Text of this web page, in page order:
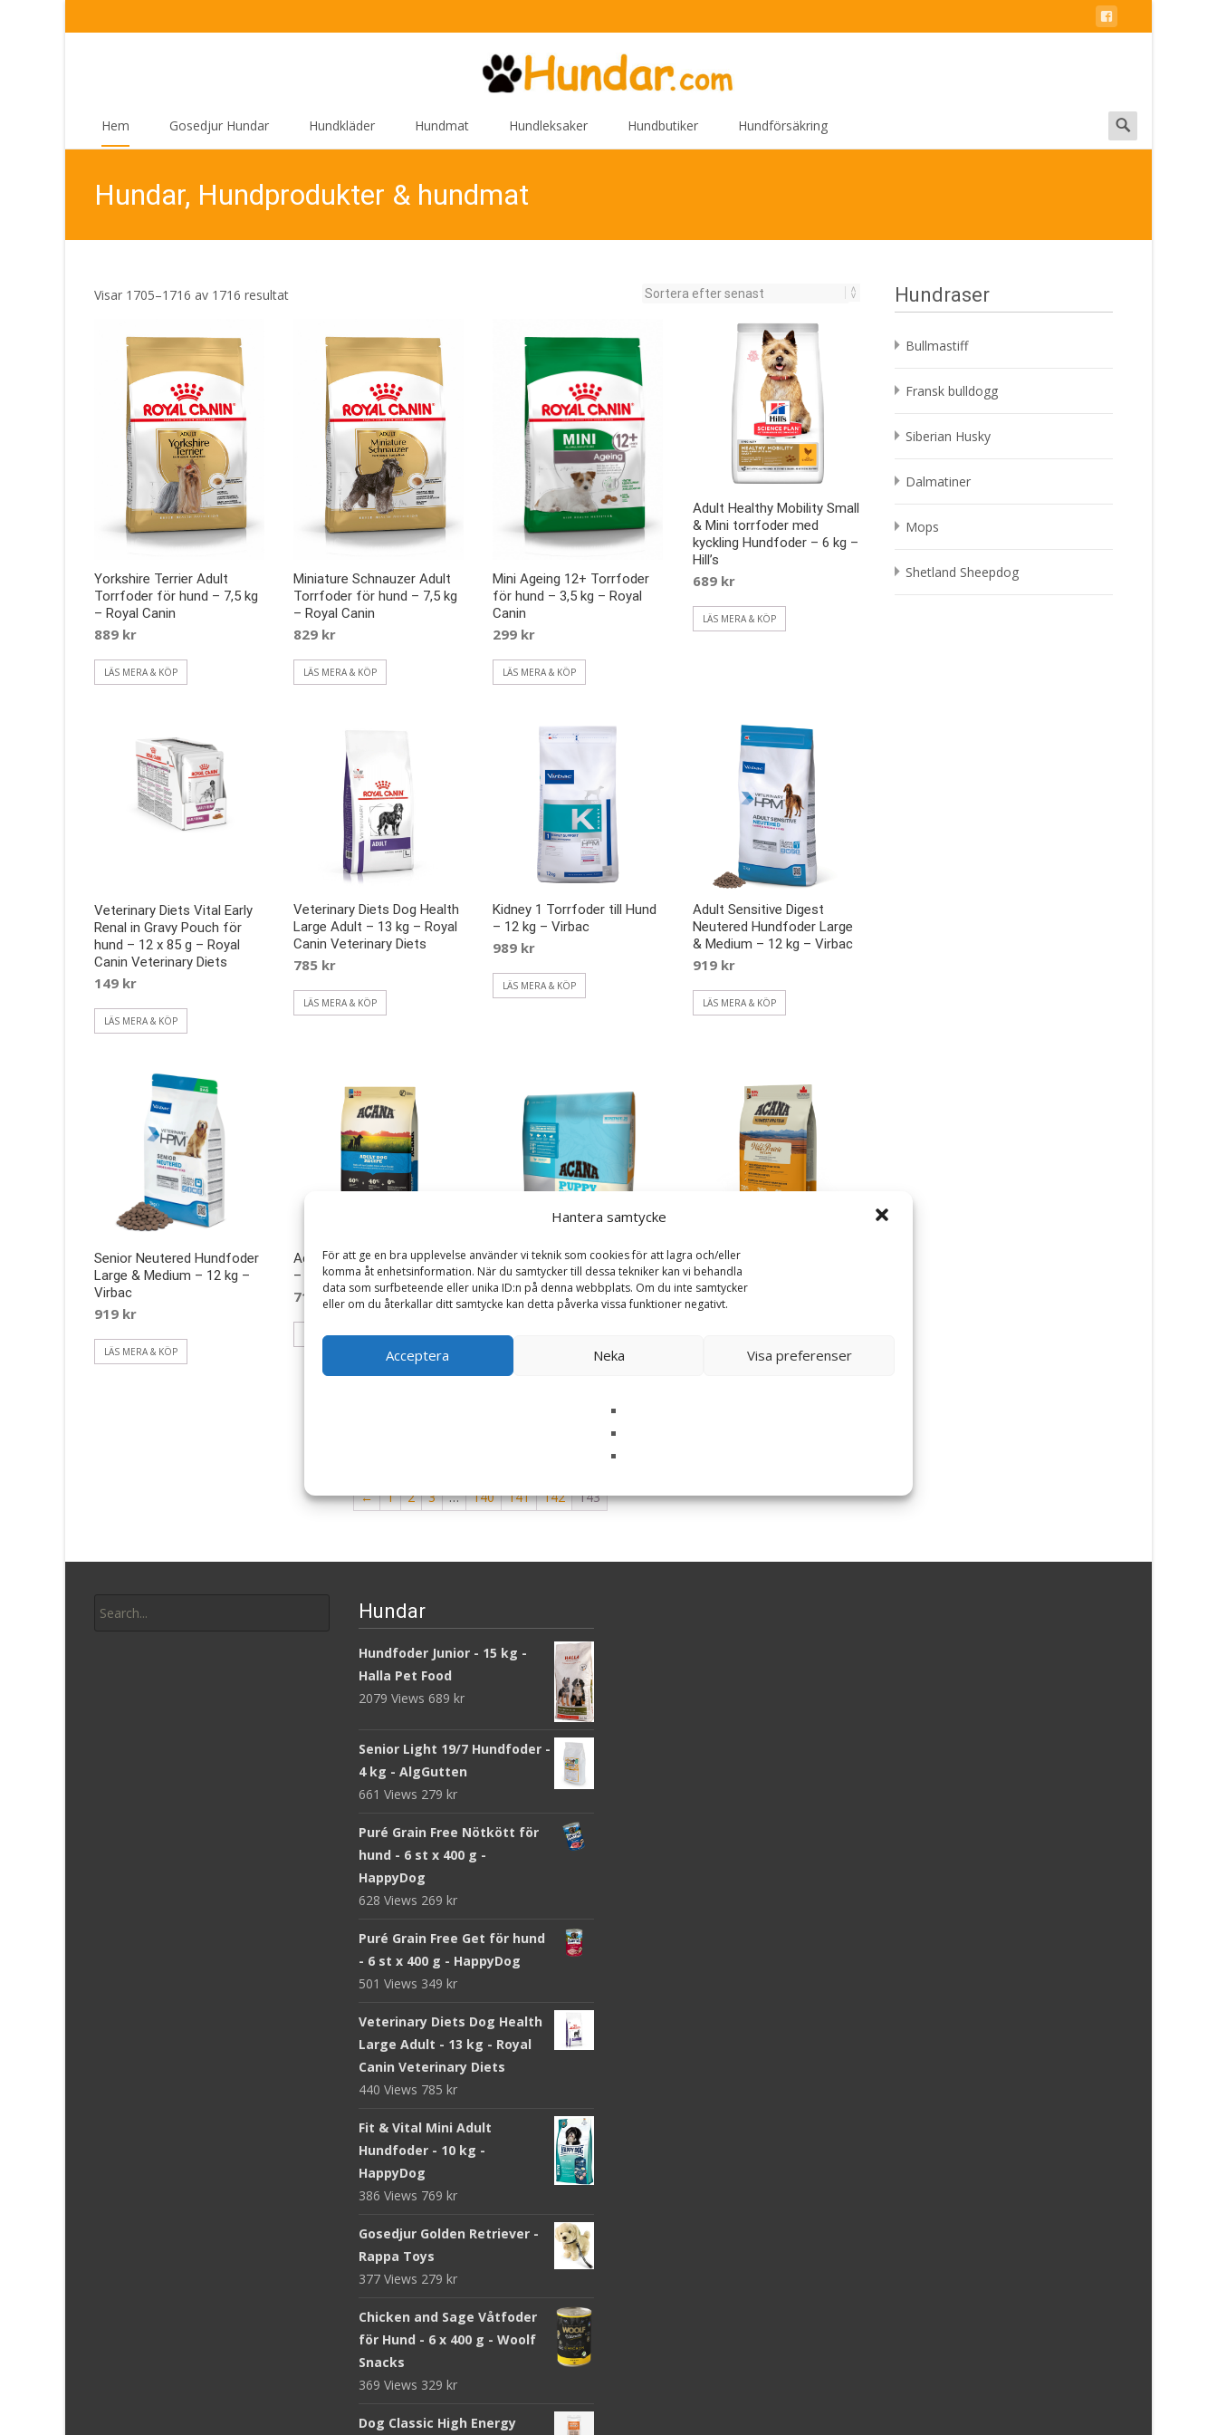
Hantera samtycke
För att ge en bra upplevelse använder vi teknik som cookies för att lagra och/eller
komma åt enhetsinformation. När du samtycker till dessa tekniker kan vi behandla
data som surfbeteende eller unika ID:n på denna webbplats. Om du inte samtycker
eller om du återkallar ditt samtycke kan detta påverka vissa funktioner negativt.
Acceptera Neka Visa preferenser
Hem Gosedjur Hundar Hundkläder Hundmat Hundleksaker Hundbutiker Hundförsäkring
Search
for:
Hundar, Hundprodukter & hundmat
Visar 1705–1716 av 1716 resultatSortera
senaste
Yorkshire Terrier Adult
Torrfoder för hund – 7,5 kg
– Royal Canin
889 kr
LÄS MERA & KÖP
Miniature Schnauzer Adult
Torrfoder för hund – 7,5 kg
– Royal Canin
829 kr
LÄS MERA & KÖP
Mini Ageing 12+ Torrfoder
för hund – 3,5 kg – Royal
Canin
299 kr
LÄS MERA & KÖP
Adult Healthy Mobility Small
& Mini torrfoder med
kyckling Hundfoder – 6 kg –
Hill’s
689 kr
LÄS MERA & KÖP
Veterinary Diets Vital Early
Renal in Gravy Pouch för
hund – 12 x 85 g – Royal
Canin Veterinary Diets
149 kr
LÄS MERA & KÖP
Veterinary Diets Dog Health
Large Adult – 13 kg – Royal
Canin Veterinary Diets
785 kr
LÄS MERA & KÖP
Kidney 1 Torrfoder till Hund
– 12 kg – Virbac
989 kr
LÄS MERA & KÖP
Adult Sensitive Digest
Neutered Hundfoder Large
& Medium – 12 kg – Virbac
919 kr
LÄS MERA & KÖP
Senior Neutered Hundfoder
Large & Medium – 12 kg –
Virbac
919 kr
LÄS MERA & KÖP
Adult Dog Torrfoder – 6 kg
– Acana
719 kr
LÄS MERA & KÖP
Torrfoder Wild Prairie till
Hund – 6 kg – Acana
879kr
← 1 2 3 … 140 141 142 143
Hundraser
Bullmastiff
Fransk bulldogg
Siberian Husky
Dalmatiner
Mops
Shetland Sheepdog
for:
Hundar
Hundfoder Junior - 15 kg -
Halla Pet Food
2079 Views 689 kr
Senior Light 19/7 Hundfoder -
4 kg - AlgGutten
661 Views 279 kr
Puré Grain Free Nötkött för
hund - 6 st x 400 g -
HappyDog
628 Views 269 kr
Puré Grain Free Get för hund
- 6 st x 400 g - HappyDog
501 Views 349 kr
Veterinary Diets Dog Health
Large Adult - 13 kg - Royal
Canin Veterinary Diets
440 Views 785 kr
Fit & Vital Mini Adult
Hundfoder - 10 kg -
HappyDog
386 Views 769 kr
Gosedjur Golden Retriever -
Rappa Toys
377 Views 279 kr
Chicken and Sage Våtfoder
för Hund - 6 x 400 g - Woolf
Snacks
369 Views 329 kr
Dog Classic High Energy